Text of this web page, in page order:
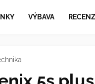
VÝBAVA